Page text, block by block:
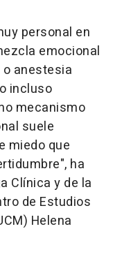
personal en
emocional
anestesia
incluso
mecanismo
suele
miedo que
ha
Clínica y de la
de Estudios
Helena